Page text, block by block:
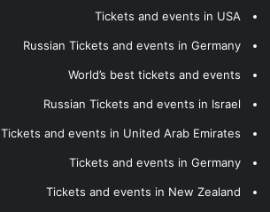
Tickets and events in USA
Russian Tickets and events in Germany
World’s best tickets and events
Russian Tickets and events in Israel
Tickets and events in United Arab Emirates
Tickets and events in Germany
Tickets and events in New Zealand